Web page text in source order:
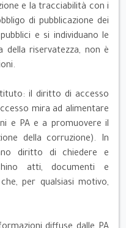
e la tracciabilità con i
di pubblicazione dei
e si individuano le
della riservatezza, non è
il diritto di accesso
mira ad alimentare
e PA e a promuovere il
della corruzione). In
diritto di chiedere e
atti, documenti e
per qualsiasi motivo,